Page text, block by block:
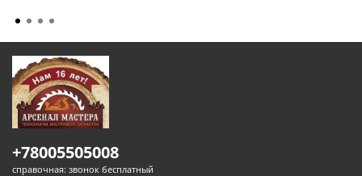
+78005505008
справочная: звонок бесплатный